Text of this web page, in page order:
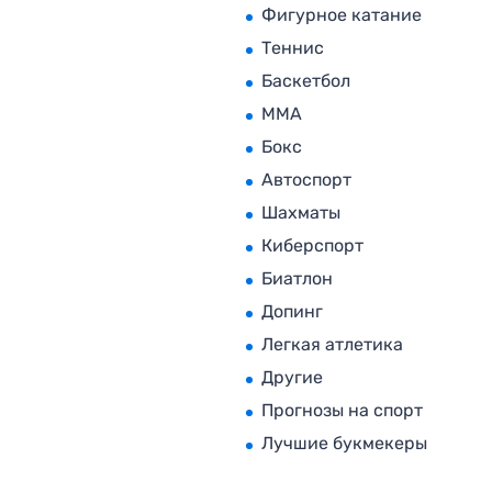
Фигурное катание
Теннис
Баскетбол
MMA
Бокс
Автоспорт
Шахматы
Киберспорт
Биатлон
Допинг
Легкая атлетика
Другие
Прогнозы на спорт
Лучшие букмекеры